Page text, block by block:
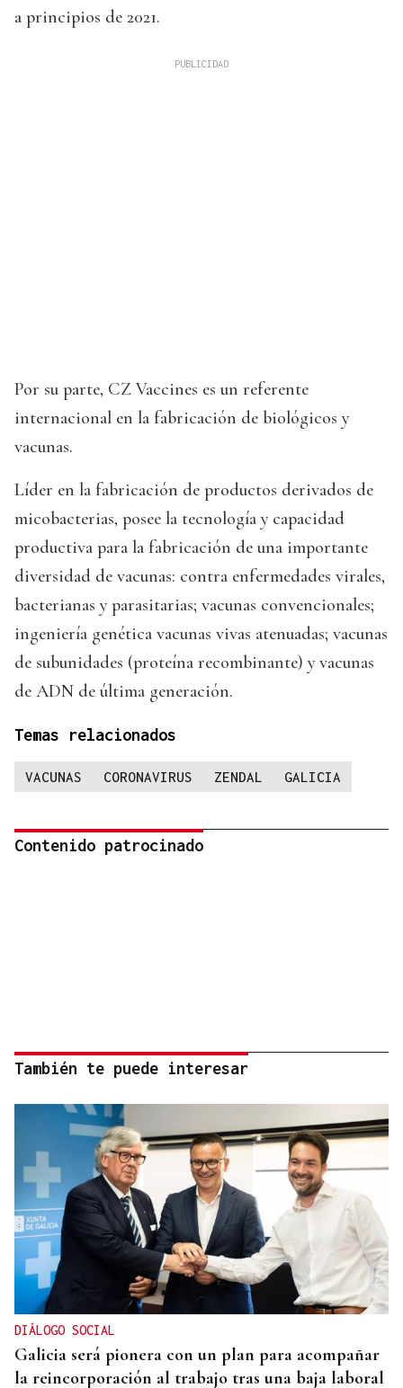
a principios de 2021.
Por su parte, CZ Vaccines es un referente
internacional en la fabricación de biológicos y
vacunas.
Líder en la fabricación de productos derivados de
micobacterias, posee la tecnología y capacidad
productiva para la fabricación de una importante
diversidad de vacunas: contra enfermedades virales,
bacterianas y parasitarias; vacunas convencionales;
ingeniería genética vacunas vivas atenuadas; vacunas
de subunidades (proteína recombinante) y vacunas
de ADN de última generación.
Temas relacionados
VACUNAS CORONAVIRUS ZENDAL GALICIA
Contenido patrocinado
También te puede interesar
DIÁLOGO SOCIAL
Galicia será pionera con un plan para acompañar
la reincorporación al trabajo tras una baja laboral